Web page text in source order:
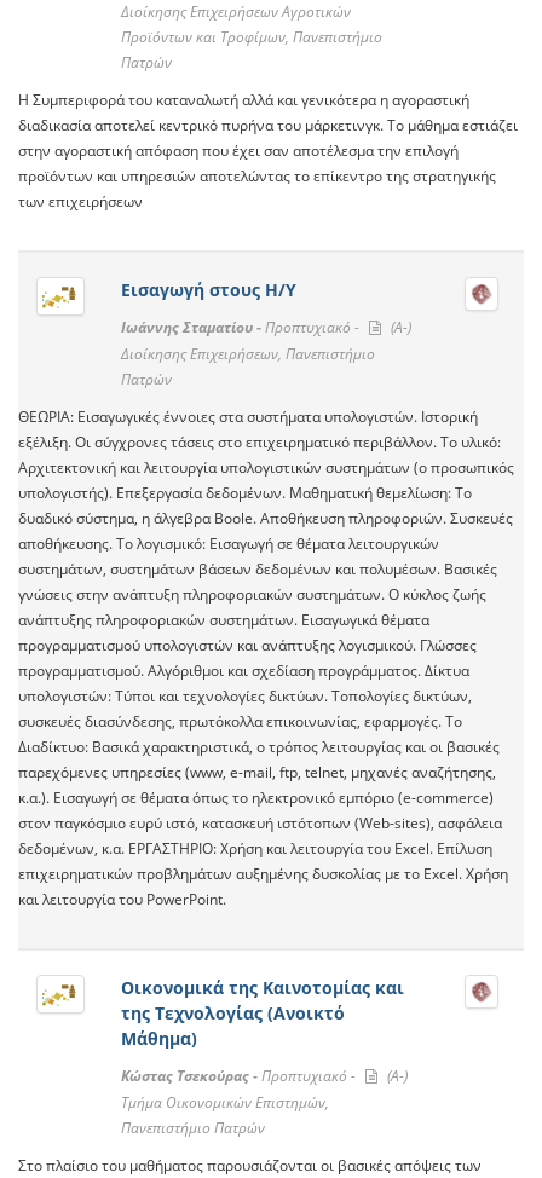
Διοίκησης Επιχειρήσεων Αγροτικών
Προϊόντων και Τροφίμων, Πανεπιστήμιο
Πατρών
Η Συμπεριφορά του καταναλωτή αλλά και γενικότερα η αγοραστική
διαδικασία αποτελεί κεντρικό πυρήνα του μάρκετινγκ. Το μάθημα εστιάζει
στην αγοραστική απόφαση που έχει σαν αποτέλεσμα την επιλογή
προϊόντων και υπηρεσιών αποτελώντας το επίκεντρο της στρατηγικής
των επιχειρήσεων
Εισαγωγή στους Η/Υ
Ιωάννης Σταματίου -Προπτυχιακό -
(A-)
Διοίκησης Επιχειρήσεων, Πανεπιστήμιο
Πατρών
ΘΕΩΡΙΑ: Εισαγωγικές έννοιες στα συστήματα υπολογιστών. Ιστορική
εξέλιξη. Οι σύγχρονες τάσεις στο επιχειρηματικό περιβάλλον. Το υλικό:
Αρχιτεκτονική και λειτουργία υπολογιστικών συστημάτων (ο προσωπικός
υπολογιστής). Επεξεργασία δεδομένων. Μαθηματική θεμελίωση: Το
δυαδικό σύστημα, η άλγεβρα Boole. Αποθήκευση πληροφοριών. Συσκευές
αποθήκευσης. Το λογισμικό: Εισαγωγή σε θέματα λειτουργικών
συστημάτων, συστημάτων βάσεων δεδομένων και πολυμέσων. Βασικές
γνώσεις στην ανάπτυξη πληροφοριακών συστημάτων. Ο κύκλος ζωής
ανάπτυξης πληροφοριακών συστημάτων. Εισαγωγικά θέματα
προγραμματισμού υπολογιστών και ανάπτυξης λογισμικού. Γλώσσες
προγραμματισμού. Αλγόριθμοι και σχεδίαση προγράμματος. Δίκτυα
υπολογιστών: Τύποι και τεχνολογίες δικτύων. Τοπολογίες δικτύων,
συσκευές διασύνδεσης, πρωτόκολλα επικοινωνίας, εφαρμογές. Το
Διαδίκτυο: Βασικά χαρακτηριστικά, ο τρόπος λειτουργίας και οι βασικές
παρεχόμενες υπηρεσίες (www, e-mail, ftp, telnet, μηχανές αναζήτησης,
κ.α.). Εισαγωγή σε θέματα όπως το ηλεκτρονικό εμπόριο (e-commerce)
στον παγκόσμιο ευρύ ιστό, κατασκευή ιστότοπων (Web-sites), ασφάλεια
δεδομένων, κ.α. ΕΡΓΑΣΤΗΡΙΟ: Χρήση και λειτουργία του Excel. Επίλυση
επιχειρηματικών προβλημάτων αυξημένης δυσκολίας με το Excel. Χρήση
και λειτουργία του PowerPoint.
Οικονομικά της Καινοτομίας και
της Τεχνολογίας (Ανοικτό
Μάθημα)
Κώστας Τσεκούρας -Προπτυχιακό -
(A-)
Τμήμα Οικονομικών Επιστημών,
Πανεπιστήμιο Πατρών
Στο πλαίσιο του μαθήματος παρουσιάζονται οι βασικές απόψεις των